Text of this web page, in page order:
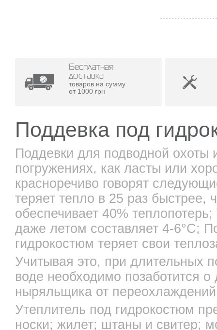
Бесплатная
доставка
товаров на сумму
от 1000 грн
Поддевка под
Поддевки для подводной охоты
погружениях, как ласты или
красноречиво говорят
теряет тепло в 25 раз быстрее,
обеспечивает 40%
даже летом составляет 4-6°С;
гидрокостюм теряет свои
Учитывая это, при длительных
воде необходимо позаботится
ныряльщика от
Утеплитель под гидрокостюм
носки; жилет; штаны и свитер;